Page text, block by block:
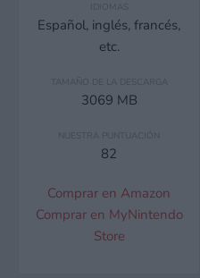
IDIOMAS
Español, inglés, francés,
etc.
TAMAÑO DE LA DESCARGA
3069 MB
82
Comprar en Amazon
Comprar en MyNintendo
Store